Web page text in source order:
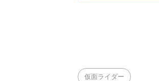
仮面ライダー